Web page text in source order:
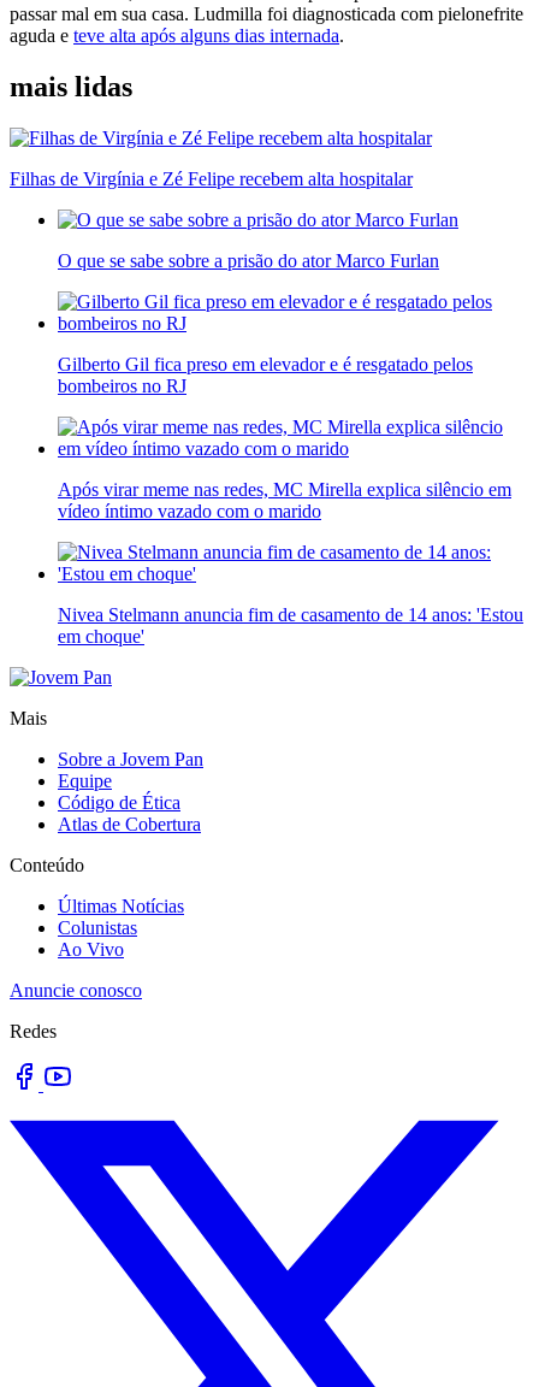
passar mal em sua casa. Ludmilla foi diagnosticada com pielonefrite
aguda e teve alta após alguns dias internada.
mais lidas
Filhas de Virgínia e Zé Felipe recebem alta hospitalar
O que se sabe sobre a prisão do ator Marco Furlan
Gilberto Gil fica preso em elevador e é resgatado pelos
bombeiros no RJ
Após virar meme nas redes, MC Mirella explica silêncio em
vídeo íntimo vazado com o marido
Nivea Stelmann anuncia fim de casamento de 14 anos: 'Estou
em choque'
Mais
Sobre a Jovem Pan
Equipe
Código de Ética
Atlas de Cobertura
Conteúdo
Últimas Notícias
Colunistas
Ao Vivo
Anuncie conosco
Redes